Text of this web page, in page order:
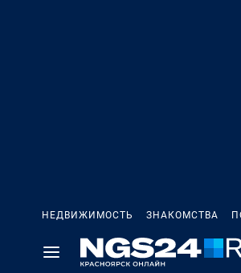
НЕДВИЖИМОСТЬ ЗНАКОМСТВА